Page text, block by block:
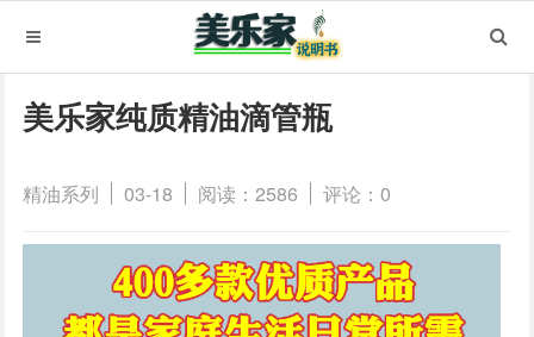
美乐家纯质精油滴管瓶
精油系列 03-18 阅读：2586 评论：0